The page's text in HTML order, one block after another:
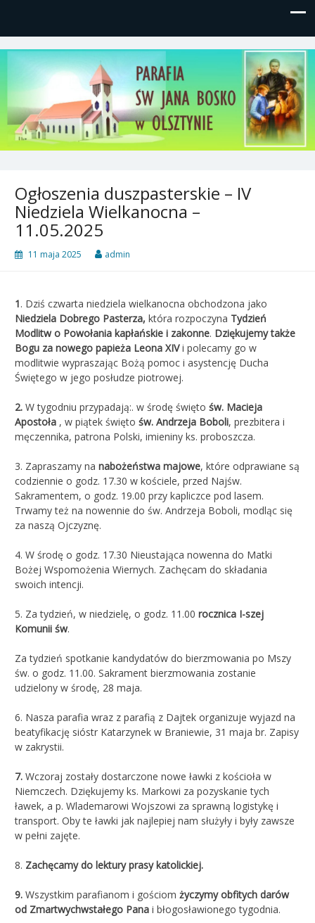
Parafia św, Jana Bosko w
Olsztynie
Gutkowo, ul. Żółkiewskiego 1
Ogłoszenia duszpasterskie – IV
Niedziela Wielkanocna –
11.05.2025
11 maja 2025 admin
1. Dziś czwarta niedziela wielkanocna obchodzona jako
Niedziela Dobrego Pasterza, która rozpoczyna Tydzień
Modlitw o Powołania kapłańskie i zakonne. Dziękujemy także
Bogu za nowego papieża Leona XIVi polecamy go w
modlitwie wypraszając Bożą pomoc i asystencję Ducha
Świętego w jego posłudze piotrowej.
2. W tygodniu przypadają:. w środę święto św. Macieja
Apostoła , w piątek święto św. Andrzeja Boboli, prezbitera i
męczennika, patrona Polski, imieniny ks. proboszcza.
3. Zapraszamy na nabożeństwa majowe, które odprawiane są
codziennie o godz. 17.30 w kościele, przed Najśw.
Sakramentem, o godz. 19.00 przy kapliczce pod lasem.
Trwamy też na nowennie do św. Andrzeja Boboli, modląc się
za naszą Ojczyznę.
4. W środę o godz. 17.30 Nieustająca nowenna do Matki
Bożej Wspomożenia Wiernych. Zachęcam do składania
swoich intencji.
5. Za tydzień, w niedzielę, o godz. 11.00 rocznica I-szej
Komunii św.
Za tydzień spotkanie kandydatów do bierzmowania po Mszy
św. o godz. 11.00. Sakrament bierzmowania zostanie
udzielony w środę, 28 maja.
6. Nasza parafia wraz z parafią z Dajtek organizuje wyjazd na
beatyfikację sióstr Katarzynek w Braniewie, 31 maja br. Zapisy
w zakrystii.
7. Wczoraj zostały dostarczone nowe ławki z kościoła w
Niemczech. Dziękujemy ks. Markowi za pozyskanie tych
ławek, a p. Wlademarowi Wojszowi za sprawną logistykę i
transport. Oby te ławki jak najlepiej nam służyły i były zawsze
w pełni zajęte.
8. Zachęcamy do lektury prasy katolickiej.
9. Wszystkim parafianom i gościom życzymy obfitych darów
od Zmartwychwstałego Pana i błogosławionego tygodnia.